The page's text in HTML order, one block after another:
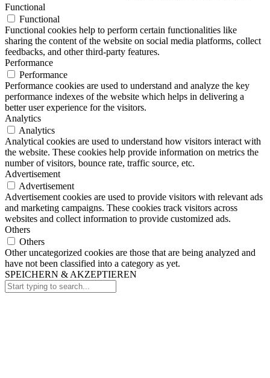
Functional
Functional
Functional cookies help to perform certain functionalities like
sharing the content of the website on social media platforms, collect
feedbacks, and other third-party features.
Performance
Performance
Performance cookies are used to understand and analyze the key
performance indexes of the website which helps in delivering a
better user experience for the visitors.
Analytics
Analytics
Analytical cookies are used to understand how visitors interact with
the website. These cookies help provide information on metrics the
number of visitors, bounce rate, traffic source, etc.
Advertisement
Advertisement
Advertisement cookies are used to provide visitors with relevant ads
and marketing campaigns. These cookies track visitors across
websites and collect information to provide customized ads.
Others
Others
Other uncategorized cookies are those that are being analyzed and
have not been classified into a category as yet.
SPEICHERN & AKZEPTIEREN